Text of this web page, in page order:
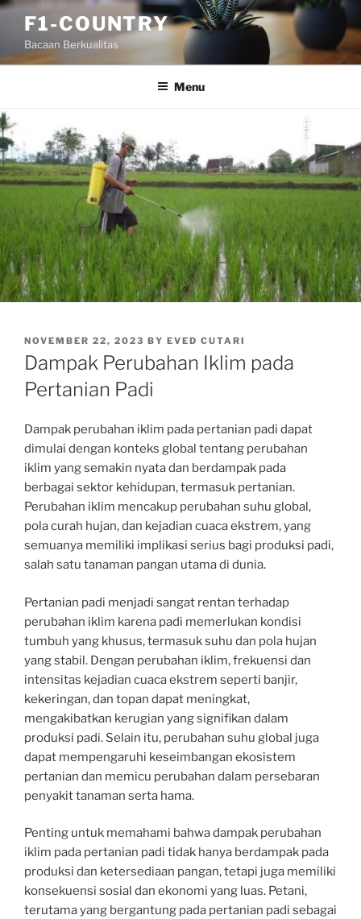
Skip
content
F1-COUNTRY
Bacaan Berkualitas
Menu
POSTED
ON
NOVEMBER 22, 2023 BY EVED CUTARI
Dampak Perubahan Iklim pada
Pertanian Padi
Dampak perubahan iklim pada pertanian padi dapat
dimulai dengan konteks global tentang perubahan
iklim yang semakin nyata dan berdampak pada
berbagai sektor kehidupan, termasuk pertanian.
Perubahan iklim mencakup perubahan suhu global,
pola curah hujan, dan kejadian cuaca ekstrem, yang
semuanya memiliki implikasi serius bagi produksi padi,
salah satu tanaman pangan utama di dunia.
Pertanian padi menjadi sangat rentan terhadap
perubahan iklim karena padi memerlukan kondisi
tumbuh yang khusus, termasuk suhu dan pola hujan
yang stabil. Dengan perubahan iklim, frekuensi dan
intensitas kejadian cuaca ekstrem seperti banjir,
kekeringan, dan topan dapat meningkat,
mengakibatkan kerugian yang signifikan dalam
produksi padi. Selain itu, perubahan suhu global juga
dapat mempengaruhi keseimbangan ekosistem
pertanian dan memicu perubahan dalam persebaran
penyakit tanaman serta hama.
Penting untuk memahami bahwa dampak perubahan
iklim pada pertanian padi tidak hanya berdampak pada
produksi dan ketersediaan pangan, tetapi juga memiliki
konsekuensi sosial dan ekonomi yang luas. Petani,
terutama yang bergantung pada pertanian padi sebagai